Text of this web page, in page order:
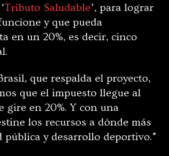
Tributo Saludable’, para lograr
y que pueda
en un 20%, es decir, cinco
que respalda el proyecto,
que el impuesto llegue al
gire en 20%. Y con una
los recursos a dónde más
pública y desarrollo deportivo.”